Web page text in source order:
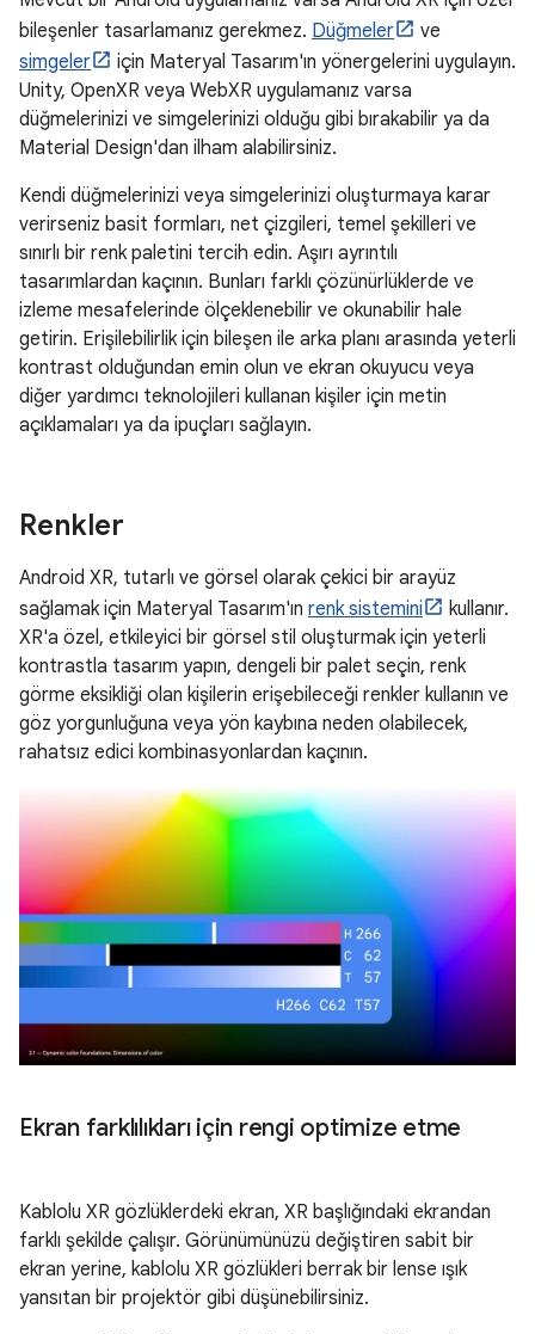
bileşenler tasarlamanız gerekmez. Düğmeler
ve
simgeler
için Materyal Tasarım'ın yönergelerini uygulayın.
Unity, OpenXR veya WebXR uygulamanız varsa
düğmelerinizi ve simgelerinizi olduğu gibi bırakabilir ya da
Material Design'dan ilham alabilirsiniz.
Kendi düğmelerinizi veya simgelerinizi oluşturmaya karar
verirseniz basit formları, net çizgileri, temel şekilleri ve
sınırlı bir renk paletini tercih edin. Aşırı ayrıntılı
tasarımlardan kaçının. Bunları farklı çözünürlüklerde ve
izleme mesafelerinde ölçeklenebilir ve okunabilir hale
getirin. Erişilebilirlik için bileşen ile arka planı arasında yeterli
kontrast olduğundan emin olun ve ekran okuyucu veya
diğer yardımcı teknolojileri kullanan kişiler için metin
açıklamaları ya da ipuçları sağlayın.
Renkler
Android XR, tutarlı ve görsel olarak çekici bir arayüz
sağlamak için Materyal Tasarım'ın renk sistemini
kullanır.
XR'a özel, etkileyici bir görsel stil oluşturmak için yeterli
kontrastla tasarım yapın, dengeli bir palet seçin, renk
görme eksikliği olan kişilerin erişebileceği renkler kullanın ve
göz yorgunluğuna veya yön kaybına neden olabilecek,
rahatsız edici kombinasyonlardan kaçının.
Ekran farklılıkları için rengi optimize etme
Kablolu XR gözlüklerdeki ekran, XR başlığındaki ekrandan
farklı şekilde çalışır. Görünümünüzü değiştiren sabit bir
ekran yerine, kablolu XR gözlükleri berrak bir lense ışık
yansıtan bir projektör gibi düşünebilirsiniz.